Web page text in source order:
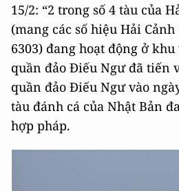
15/2: “2 trong số 4 tàu của
(mang các số hiệu Hải Cảnh
6303) đang hoạt động ở
quần đảo Điếu Ngư đã tiến
quần đảo Điếu Ngư vào
tàu đánh cá của Nhật Bản
hợp pháp.